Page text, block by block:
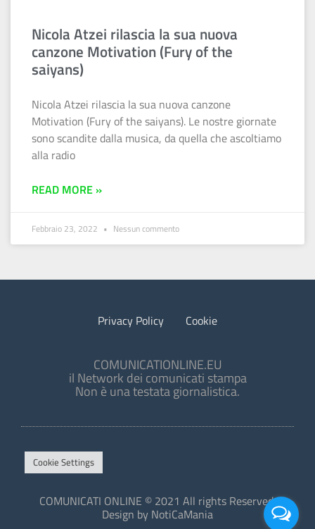
Nicola Atzei rilascia la sua nuova
canzone Motivation (Fury of the
saiyans)
Nicola Atzei rilascia la sua nuova canzone
Motivation (Fury of the saiyans). Le nostre giornate
sono scandite dalla musica, da quella che ascoltiamo
alla radio
READ MORE »
Febbraio 23, 2022 Nessun commento
Privacy Policy Cookie
COMUNICATIONLINE.EU
il Network dei comunicati stampa
Non è una testata giornalistica.
Cookie Settings
COMUNICATI ONLINE © 2021 All rights Reserved.
Design by NotiCaMania